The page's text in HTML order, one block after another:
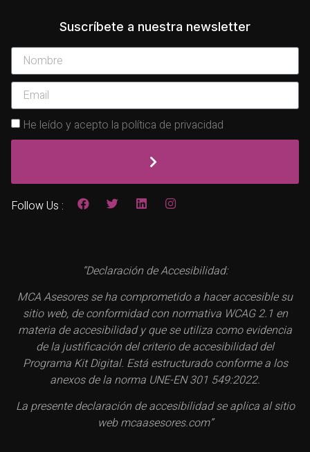
Suscríbete a nuestra newsletter
He leído y acepto la política de privacidad
Follow Us :
“Declaración de Accesibilidad:
MCA Asesores se ha comprometido a hacer accesible su
sitio web, de conformidad con normativa WCAG 2.1 en
materia de accesibilidad y que se utiliza como evidencia
de la justificación del criterio de accesibilidad del
Programa Kit Digital. Está estructurado conforme a los
anexos de la norma UNE-EN 301 549:2022.
La presente declaración de accesibilidad se aplica al sitio
web mcaasesores.com”